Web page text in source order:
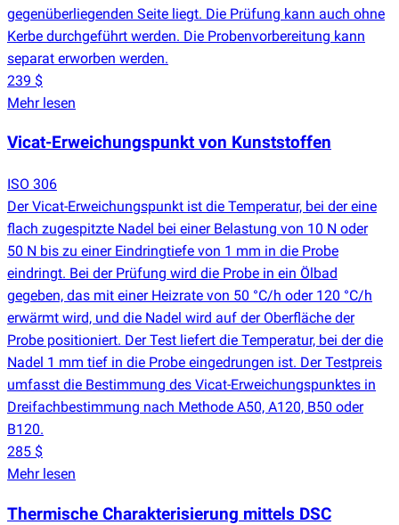
gegenüberliegenden Seite liegt. Die Prüfung kann auch ohne
Kerbe durchgeführt werden. Die Probenvorbereitung kann
separat erworben werden.
239 $
Mehr lesen
Vicat-Erweichungspunkt von Kunststoffen
ISO 306
Der Vicat-Erweichungspunkt ist die Temperatur, bei der eine
flach zugespitzte Nadel bei einer Belastung von 10 N oder
50 N bis zu einer Eindringtiefe von 1 mm in die Probe
eindringt. Bei der Prüfung wird die Probe in ein Ölbad
gegeben, das mit einer Heizrate von 50 °C/h oder 120 °C/h
erwärmt wird, und die Nadel wird auf der Oberfläche der
Probe positioniert. Der Test liefert die Temperatur, bei der die
Nadel 1 mm tief in die Probe eingedrungen ist. Der Testpreis
umfasst die Bestimmung des Vicat-Erweichungspunktes in
Dreifachbestimmung nach Methode A50, A120, B50 oder
B120.
285 $
Mehr lesen
Thermische Charakterisierung mittels DSC